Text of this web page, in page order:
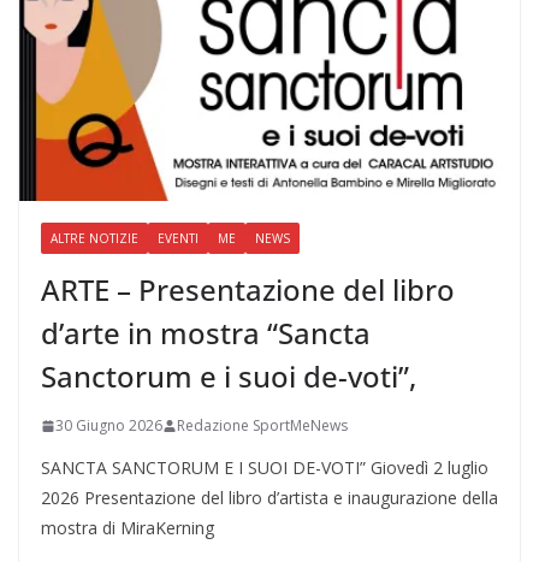
ALTRE NOTIZIE EVENTI ME NEWS
ARTE – Presentazione del libro
d’arte in mostra “Sancta
Sanctorum e i suoi de-voti”,
30 Giugno 2026 Redazione SportMeNews
SANCTA SANCTORUM E I SUOI DE-VOTI” Giovedì 2 luglio
2026 Presentazione del libro d’artista e inaugurazione della
mostra di MiraKerning